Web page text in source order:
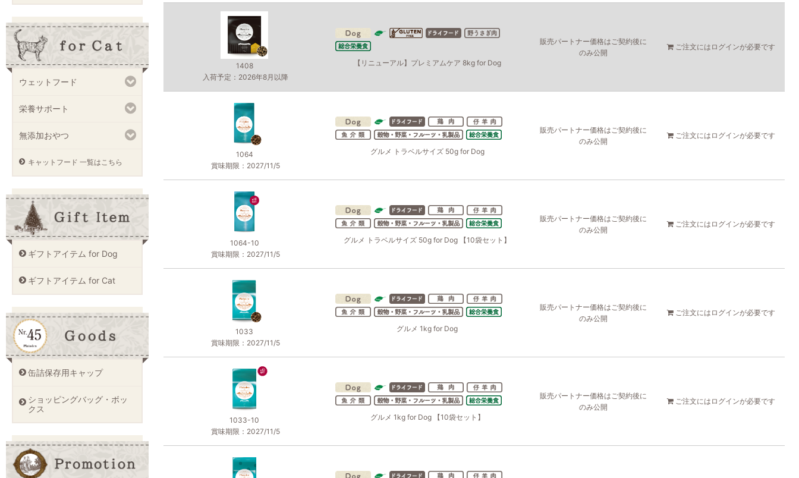
ウェットフード
栄養サポート
無添加おやつ
キャットフード 一覧はこちら
ギフトアイテム for Dog
ギフトアイテム for Cat
缶詰保存用キャップ
ショッピングバッグ・ボッ
クス
1408
入荷予定：2026年8月以降
【リニューアル】プレミアムケア 8kg for Dog
販売パートナー価格はご契約後に
のみ公開
ご注文には ログインが必要です
1064
賞味期限：2027/11/5
グルメ トラベルサイズ 50g for Dog
販売パートナー価格はご契約後に
のみ公開
ご注文には ログインが必要です
1064-10
賞味期限：2027/11/5
グルメ トラベルサイズ 50g for Dog 【10袋セット】
販売パートナー価格はご契約後に
のみ公開
ご注文には ログインが必要です
1033
賞味期限：2027/11/5
グルメ 1kg for Dog
販売パートナー価格はご契約後に
のみ公開
ご注文には ログインが必要です
1033-10
賞味期限：2027/11/5
グルメ 1kg for Dog 【10袋セット】
販売パートナー価格はご契約後に
のみ公開
ご注文には ログインが必要です